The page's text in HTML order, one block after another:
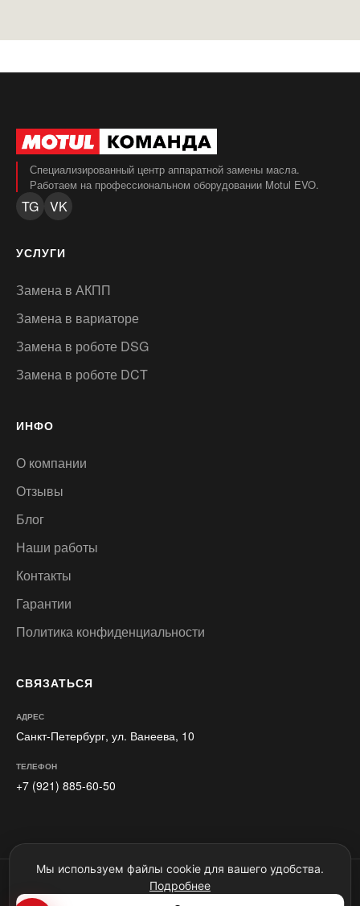
Специализированный центр аппаратной замены масла.
Работаем на профессиональном оборудовании Motul EVO.
TG VK
УСЛУГИ
Замена в АКПП
Замена в вариаторе
Замена в роботе DSG
Замена в роботе DCT
ИНФО
О компании
Отзывы
Блог
Наши работы
Контакты
Гарантии
Политика конфиденциальности
СВЯЗАТЬСЯ
АДРЕС
Санкт-Петербург, ул. Ванеева, 10
ТЕЛЕФОН
+7 (921) 885-60-50
Motul Команда. Авторские права © 2022-2026. Копирование любых
материалов запрещено по закону. Статья 146 УК РФ.
Мы используем файлы cookie для вашего удобства.
Подробнее